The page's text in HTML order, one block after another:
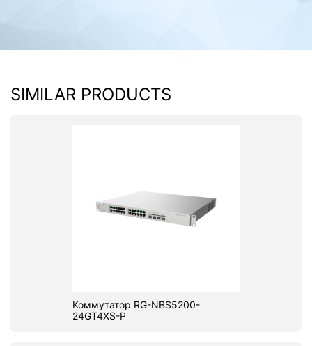
SIMILAR PRODUCTS
Коммутатор RG-NBS5200-
24GT4XS-P